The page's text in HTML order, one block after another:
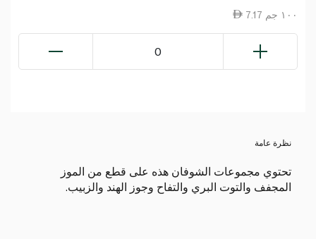
7.17 ١٠٠ جم
0
نظرة عامة
تحتوي مجموعات الشوفان هذه على قطع من الموز
المجفف والتوت البري والتفاح وجوز الهند والزبيب.